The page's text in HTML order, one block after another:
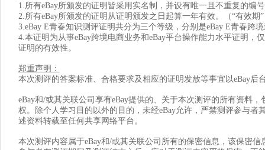
1.所有eBay所颁发的证明皆采用实名制，并设有唯一且不重复的编
2.所有eBay所颁发的证明从证明颁发之日起算一年有效。（“有效期
3.eBay E青春知识测评证明共分为三个等级，分别是eBay E青春跨
4.本证明为从事eBay跨境电商业务和eBay平台操作能力水平证明
证明的有效性。
郑重声明：
本次测评的答案标准、合格要求及相应的证明发放等事宜以eBay
eBay和/或其关联公司享有eBay提供的、关于本次测评的所有资料
权。除个人学习目的以外的目的，未经eBay允许，严禁测评参与
述资料转载至任何共享网络平台。
本次测评内容属于eBay和/或其关联公司所有的保密信息，该保密